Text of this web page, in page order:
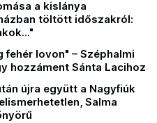
a kislánya
töltött időszakról:
fehér lovon" – Széphalmi
hozzáment Sánta Lacihoz
újra együtt a Nagyfiúk
Salma